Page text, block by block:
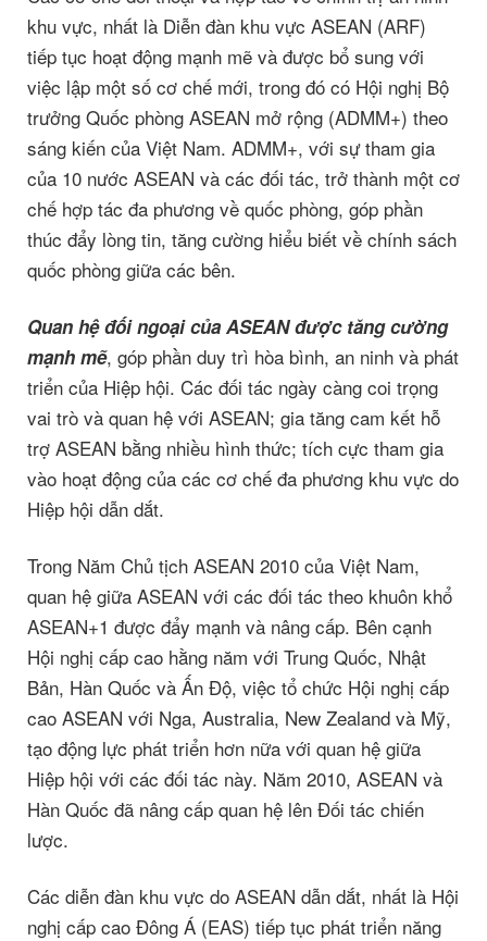
khu vực, nhất là Diễn đàn khu vực ASEAN (ARF)
tiếp tục hoạt động mạnh mẽ và được bổ sung với
việc lập một số cơ chế mới, trong đó có Hội nghị Bộ
trưởng Quốc phòng ASEAN mở rộng (ADMM+) theo
sáng kiến của Việt Nam. ADMM+, với sự tham gia
của 10 nước ASEAN và các đối tác, trở thành một cơ
chế hợp tác đa phương về quốc phòng, góp phần
thúc đẩy lòng tin, tăng cường hiểu biết về chính sách
quốc phòng giữa các bên.
Quan hệ đối ngoại của ASEAN được tăng cường
mạnh mẽ, góp phần duy trì hòa bình, an ninh và phát
triển của Hiệp hội. Các đối tác ngày càng coi trọng
vai trò và quan hệ với ASEAN; gia tăng cam kết hỗ
trợ ASEAN bằng nhiều hình thức; tích cực tham gia
vào hoạt động của các cơ chế đa phương khu vực do
Hiệp hội dẫn dắt.
Trong Năm Chủ tịch ASEAN 2010 của Việt Nam,
quan hệ giữa ASEAN với các đối tác theo khuôn khổ
ASEAN+1 được đẩy mạnh và nâng cấp. Bên cạnh
Hội nghị cấp cao hằng năm với Trung Quốc, Nhật
Bản, Hàn Quốc và Ấn Độ, việc tổ chức Hội nghị cấp
cao ASEAN với Nga, Australia, New Zealand và Mỹ,
tạo động lực phát triển hơn nữa với quan hệ giữa
Hiệp hội với các đối tác này. Năm 2010, ASEAN và
Hàn Quốc đã nâng cấp quan hệ lên Đối tác chiến
lược.
Các diễn đàn khu vực do ASEAN dẫn dắt, nhất là Hội
nghị cấp cao Đông Á (EAS) tiếp tục phát triển năng